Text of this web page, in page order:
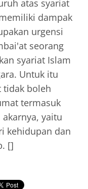
atas syariat
dampak
urgensi
seorang
syariat Islam
Untuk itu
tidak boleh
termasuk
yaitu
kehidupan dan
[]